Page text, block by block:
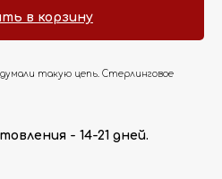
в корзину
такую цепь. Стерлинговое
- 14-21 дней.